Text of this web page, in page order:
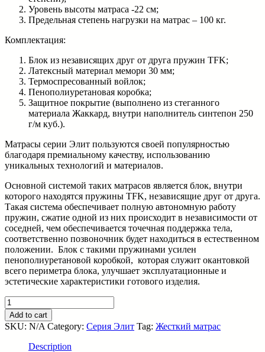
Уровень высоты матраса -22 см;
Предельная степень нагрузки на матрас – 100 кг.
Комплектация:
Блок из независящих друг от друга пружин TFK;
Латексный материал мемори 30 мм;
Термоспресованный войлок;
Пенополиуретановая коробка;
Защитное покрытие (выполнено из стеганного
материала Жаккард, внутри наполнитель синтепон 250
г/м куб.).
Матрасы серии Элит пользуются своей популярностью
благодаря премиальному качеству, использованию
уникальных технологий и материалов.
Основной системой таких матрасов является блок, внутри
которого находятся пружины TFK, независящие друг от друга.
Такая система обеспечивает полную автономную работу
пружин, сжатие одной из них происходит в независимости от
соседней, чем обеспечивается точечная поддержка тела,
соответственно позвоночник будет находиться в естественном
положении. Блок с такими пружинами усилен
пенополиуретановой коробкой, которая служит окантовкой
всего периметра блока, улучшает эксплуатационные и
эстетические характеристики готового изделия.
Матрас
Элит
KL
(Korvet
Add to cart
SKU: N/A Category: Серия Элит Tag: Жесткий матрас
Description